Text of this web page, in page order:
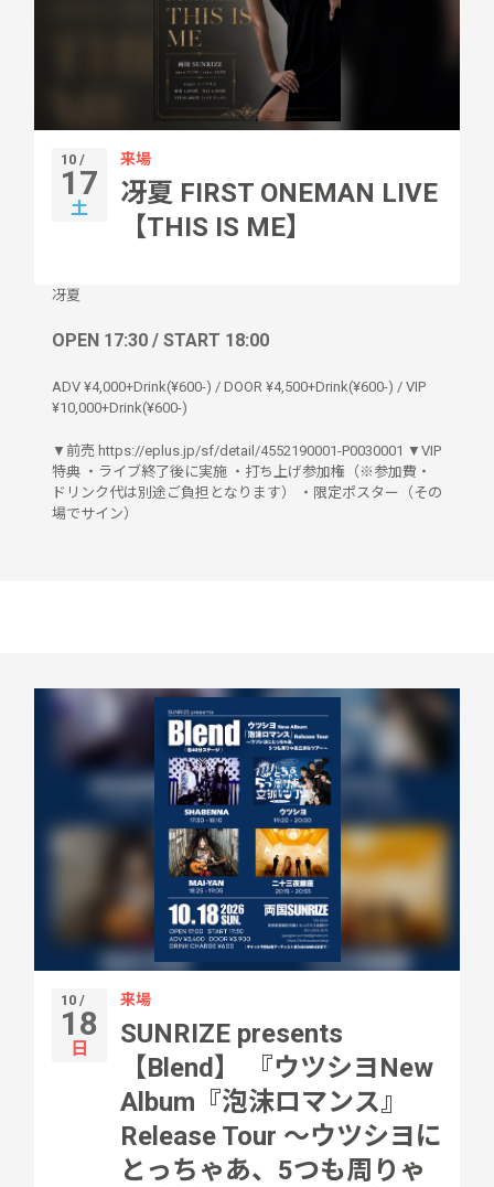
10 /
17
土
来場
冴夏 FIRST ONEMAN LIVE
【THIS IS ME】
冴夏
OPEN 17:30 / START 18:00
ADV ¥4,000+Drink(¥600-) / DOOR ¥4,500+Drink(¥600-) / VIP
¥10,000+Drink(¥600-)
▼前売 https://eplus.jp/sf/detail/4552190001-P0030001 ▼VIP
特典 ・ライブ終了後に実施 ・打ち上げ参加権（※参加費・
ドリンク代は別途ご負担となります） ・限定ポスター（その
場でサイン）
10 /
18
日
来場
SUNRIZE presents
【Blend】 『ウツシヨNew
Album『泡沫ロマンス』
Release Tour 〜ウツシヨに
とっちゃあ、5つも周りゃ